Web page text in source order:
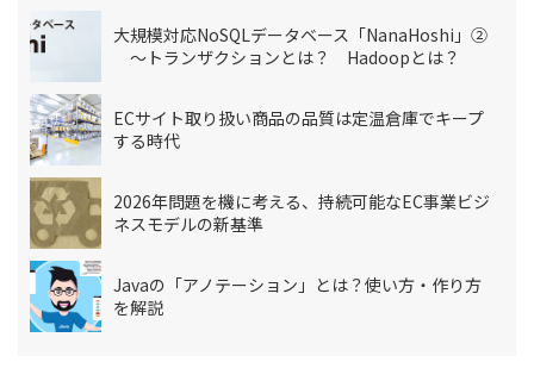
大規模対応NoSQLデータベース「NanaHoshi」②
～トランザクションとは？ Hadoopとは？
ECサイト取り扱い商品の品質は定温倉庫でキープ
する時代
2026年問題を機に考える、持続可能なEC事業ビジ
ネスモデルの新基準
Javaの「アノテーション」とは？使い方・作り方
を解説